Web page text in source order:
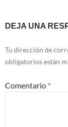
DEJA UNA
Tu dirección de
obligatorios están
Comentario *